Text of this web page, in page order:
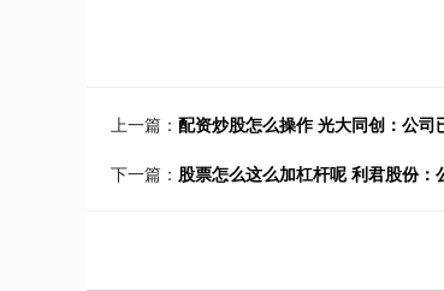
上一篇： 配资炒股怎么操作 光大同创：公
下一篇： 股票怎么这么加杠杆呢 利君股份